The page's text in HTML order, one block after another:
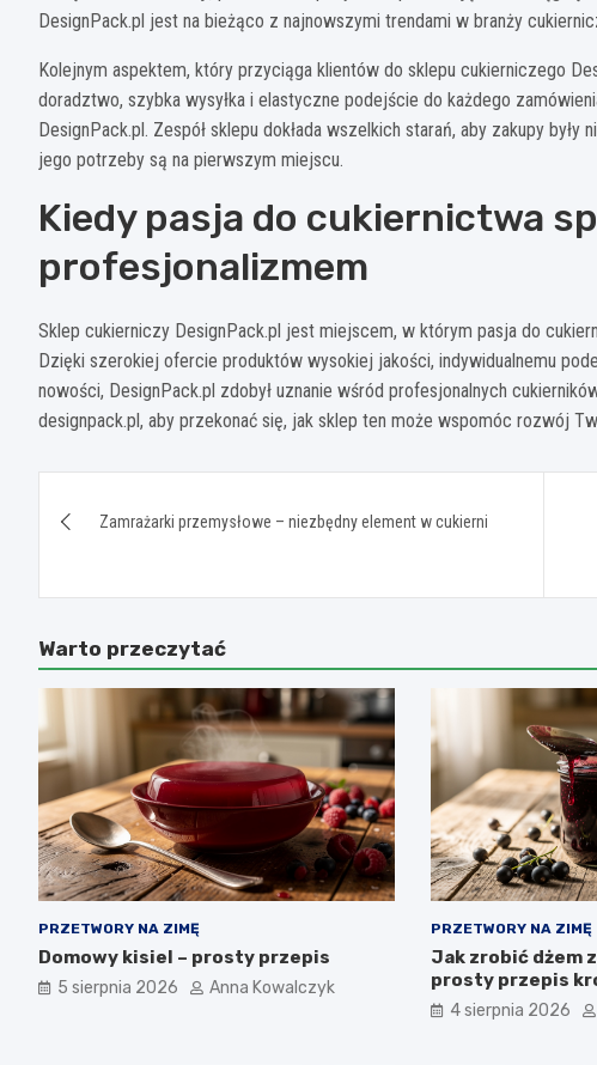
DesignPack.pl jest na bieżąco z najnowszymi trendami w branży
Kolejnym aspektem, który przyciąga klientów do sklepu cukierniczego
doradztwo, szybka wysyłka i elastyczne podejście do każdego
DesignPack.pl. Zespół sklepu dokłada wszelkich starań, aby zakupy
jego potrzeby są na pierwszym miejscu.
Kiedy pasja do cukiernictwa
profesjonalizmem
Sklep cukierniczy DesignPack.pl jest miejscem, w którym pasja do
Dzięki szerokiej ofercie produktów wysokiej jakości, indywidualnemu
nowości, DesignPack.pl zdobył uznanie wśród profesjonalnych
designpack.pl, aby przekonać się, jak sklep ten może wspomóc rozwój
wpisu
Zamrażarki przemysłowe – niezbędny element w cukierni
Warto przeczytać
PRZETWORY NA ZIMĘ
Domowy kisiel – prosty przepis
5 sierpnia 2026 Anna Kowalczyk
PRZETWORY NA ZIMĘ
Jak zrobić dżem
prosty przepis
4 sierpnia 2026